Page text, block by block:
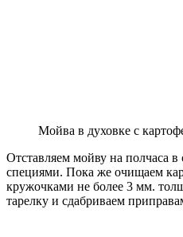
Мойва в духовке с
Отставляем мойву на полчаса
специями. Пока же очищаем
кружочками не более 3 мм.
тарелку и сдабриваем